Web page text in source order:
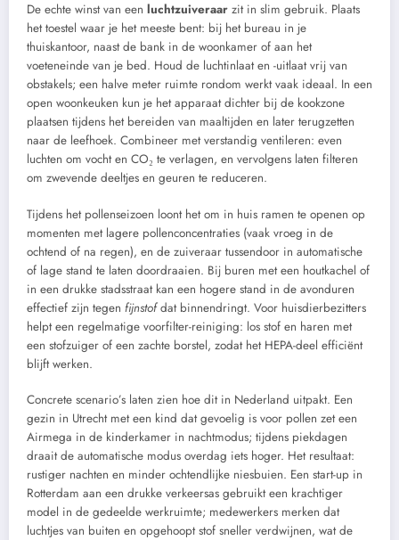
De echte winst van een luchtzuiveraar zit in slim gebruik. Plaats
het toestel waar je het meeste bent: bij het bureau in je
thuiskantoor, naast de bank in de woonkamer of aan het
voeteneinde van je bed. Houd de luchtinlaat en -uitlaat vrij van
obstakels; een halve meter ruimte rondom werkt vaak ideaal. In een
open woonkeuken kun je het apparaat dichter bij de kookzone
plaatsen tijdens het bereiden van maaltijden en later terugzetten
naar de leefhoek. Combineer met verstandig ventileren: even
luchten om vocht en CO₂ te verlagen, en vervolgens laten filteren
om zwevende deeltjes en geuren te reduceren.
Tijdens het pollenseizoen loont het om in huis ramen te openen op
momenten met lagere pollenconcentraties (vaak vroeg in de
ochtend of na regen), en de zuiveraar tussendoor in automatische
of lage stand te laten doordraaien. Bij buren met een houtkachel of
in een drukke stadsstraat kan een hogere stand in de avonduren
effectief zijn tegen fijnstofdat binnendringt. Voor huisdierbezitters
helpt een regelmatige voorfilter-reiniging: los stof en haren met
een stofzuiger of een zachte borstel, zodat het HEPA-deel efficiënt
blijft werken.
Concrete scenario’s laten zien hoe dit in Nederland uitpakt. Een
gezin in Utrecht met een kind dat gevoelig is voor pollen zet een
Airmega in de kinderkamer in nachtmodus; tijdens piekdagen
draait de automatische modus overdag iets hoger. Het resultaat:
rustiger nachten en minder ochtendlijke niesbuien. Een start-up in
Rotterdam aan een drukke verkeersas gebruikt een krachtiger
model in de gedeelde werkruimte; medewerkers merken dat
luchtjes van buiten en opgehoopt stof sneller verdwijnen, wat de